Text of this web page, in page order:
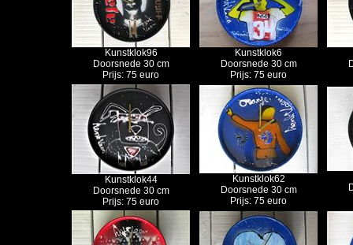
Kunstklok96
Doorsnede 30 cm
Prijs: 75 euro
Kunstklok6
Doorsnede 30 cm
Prijs: 75 euro
Kunstklok44
Doorsnede 30 cm
Prijs: 75 euro
Kunstklok62
Doorsnede 30 cm
Prijs: 75 euro